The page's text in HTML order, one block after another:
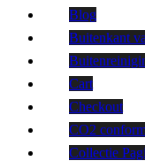
Blog
Buitenkant
Cart
Checkout
CO2
Collectie